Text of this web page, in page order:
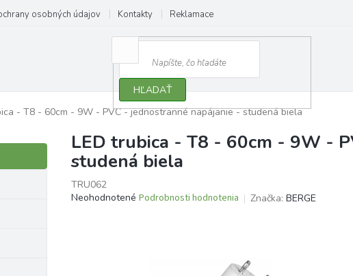
osobných údajov Kontakty Reklamace
HĽADAŤ
- T8 - 60cm - 9W - PVC - jednostranné napájanie - studená biela
LED trubica - T8 - 60cm - 9W -
studená biela
TRU062
Priemerné
Neohodnotené Podrobnosti hodnotenia Značka: BERGE